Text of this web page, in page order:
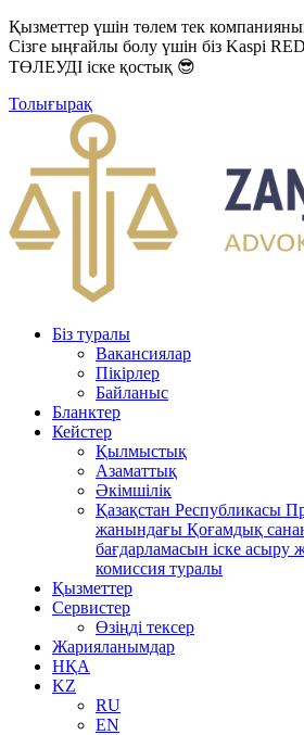
Қызметтер үшін төлем тек
Сізге ыңғайлы болу үшін біз Kaspi
ТӨЛЕУДІ іске қостық 😎
Толығырақ
Біз туралы
Вакансиялар
Пікірлер
Байланыс
Бланктер
Кейстер
Қылмыстық
Азаматтық
Әкімшілік
Қазақстан Республикасы
жанындағы Қоғамдық
бағдарламасын іске асыру
комиссия туралы
Қызметтер
Сервистер
Өзіңді тексер
Жарияланымдар
НҚА
KZ
RU
EN